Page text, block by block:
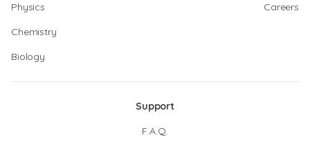
Physics
Chemistry
Biology
Careers
Support
F.A.Q.